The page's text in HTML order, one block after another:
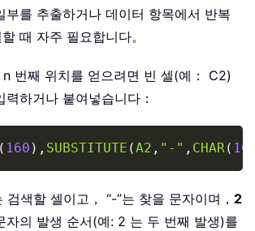
부를 추출하거나 데이터 항목에서 반복
때 자주 필요합니다。
번째 위치를 얻으려면 빈 셀(예： C2)
하거나 붙여넣습니다：
( 160 ) , SUBSTITUTE (A2 , "-" , CHAR (
Copy
검색할 셀이고， “-”는 찾을 문자이며， 2
자의 발생 순서(예: 2 는 두 번째 발생)를